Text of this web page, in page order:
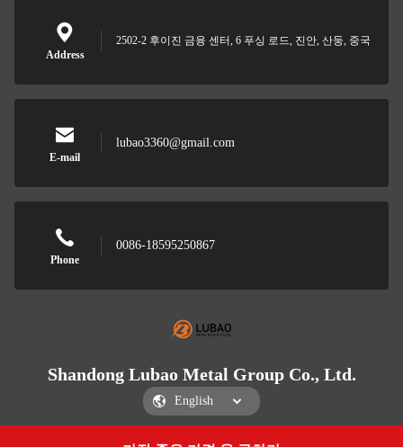
Address
2502-2 후이진 금융 센터, 6 푸싱 로드, 진안, 산둥, 중국
E-mail
lubao3360@gmail.com
Phone
0086-18595250867
Shandong Lubao Metal Group Co., Ltd.